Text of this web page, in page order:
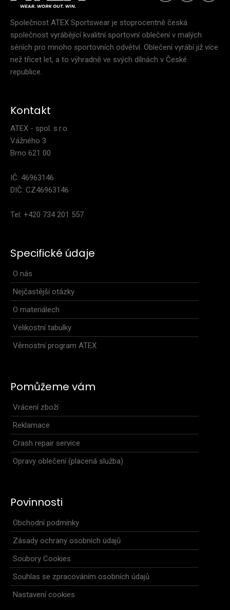
Společnost ATEX Sportswear je stoprocentně česká
společnost vyrábějící kvalitní sportovní oblečení v malých
sériích pro mnoho sportovních odvětví. Oblečení vyrábí již více
než třicet let, a to výhradně ve svých dílnách v České
republice.
Kontakt
ATEX - spol. s.r.o.
Vážného 3
Brno 621 00
IČ: 46963146
DIČ: CZ46963146
Tel: +420 734 201 557
Specifické údaje
O nás
Nejčastější otázky
O materiálech
Velikostní tabulky
Věrnostní program ATEX
Pomůžeme vám
Vrácení zboží
Reklamace
Crash repair service
Opravy oblečení (placená služba)
Povinnosti
Obchodní podmínky
Zásady ochrany osobních údajů
Soubory Cookies
Souhlas se zpracováním osobních údajů
Nastavení cookies